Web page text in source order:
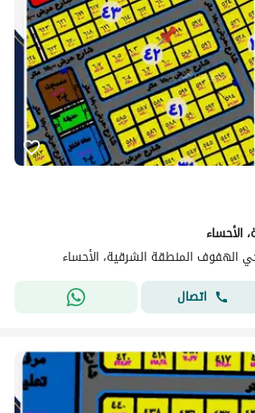
الأحساء
الهفوف المنطقة الشرقية، الأحساء
اتصال